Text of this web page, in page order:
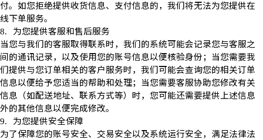
付。如您拒绝提供收货信息、支付信息的，我们将无法为您提供在
线下单服务。
8.
为您提供客服和售后服务
当您与我们的客服取得联系时，我们的系统可能会记录您与客服之
间的通讯记录，以及使用您的账号信息以便核验身份；当您需要我
们提供与您订单相关的客户服务时，我们可能会查询您的相关订单
信息以便给予您适当的帮助和处理；当您需要客服协助您修改有关
信息（如配送地址、联系方式等）时，您可能还需要提供上述信息
外的其他信息以便完成修改。
9.
为您提供安全保障
为了保障您的账号安全、交易安全以及系统运行安全，满足法律法